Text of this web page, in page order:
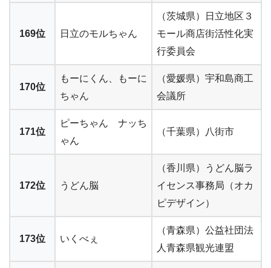
169位 日立のモルちゃん
（茨城県）日立地区３
モール商店街活性化実
行委員会
170位
もーにくん、もーに
ちゃん
（愛媛県）宇和島商工
会議所
171位
ピーちゃん ナッち
ゃん
（千葉県）八街市
172位 うどん脳
（香川県）うどん脳ラ
イセンス事務局（オカ
ピデザイン）
173位 いくべぇ
（青森県）公益社団法
人青森県観光連盟